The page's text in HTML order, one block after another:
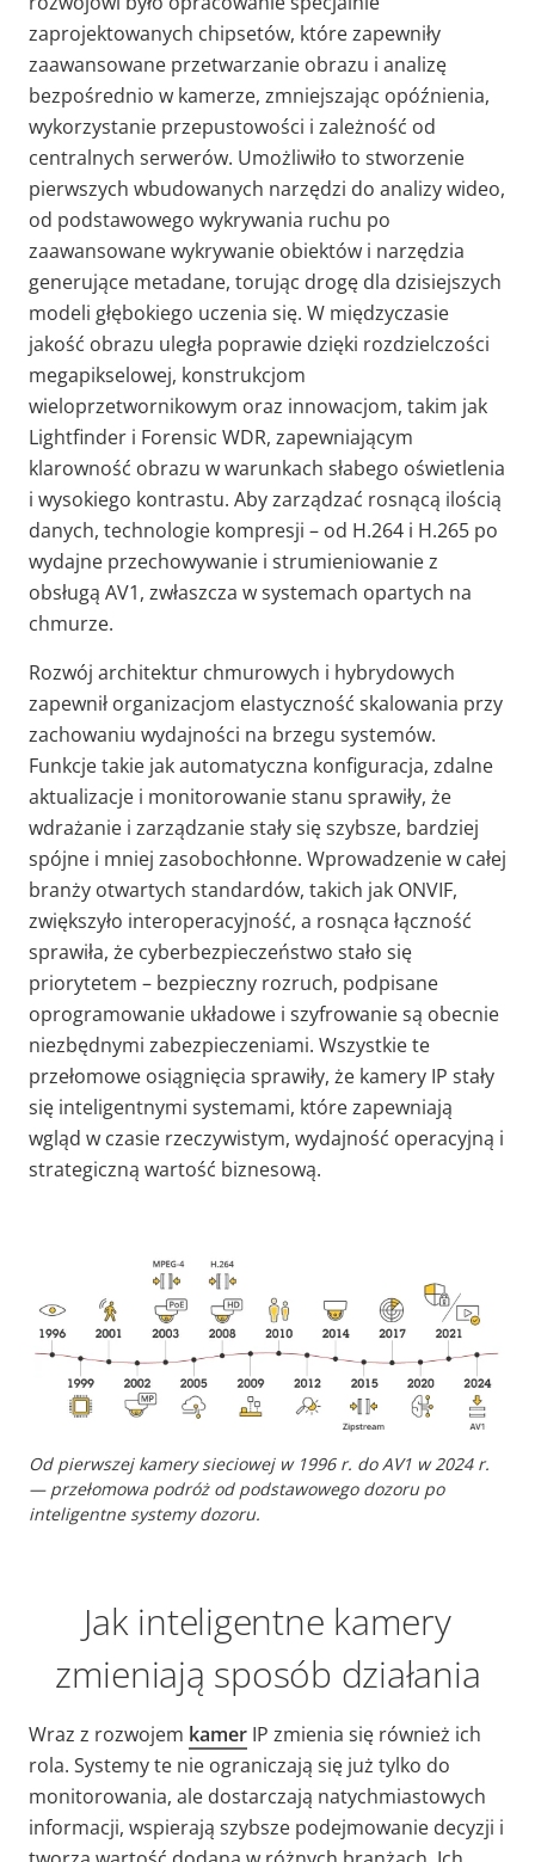
zaprojektowanych chipsetów, które zapewniły
zaawansowane przetwarzanie obrazu i analizę
bezpośrednio w kamerze, zmniejszając opóźnienia,
wykorzystanie przepustowości i zależność od
centralnych serwerów. Umożliwiło to stworzenie
pierwszych wbudowanych narzędzi do analizy wideo,
od podstawowego wykrywania ruchu po
zaawansowane wykrywanie obiektów i narzędzia
generujące metadane, torując drogę dla dzisiejszych
modeli głębokiego uczenia się. W międzyczasie
jakość obrazu uległa poprawie dzięki rozdzielczości
megapikselowej, konstrukcjom
wieloprzetwornikowym oraz innowacjom, takim jak
Lightfinder i Forensic WDR, zapewniającym
klarowność obrazu w warunkach słabego oświetlenia
i wysokiego kontrastu. Aby zarządzać rosnącą ilością
danych, technologie kompresji – od H.264 i H.265 po
wydajne przechowywanie i strumieniowanie z
obsługą AV1, zwłaszcza w systemach opartych na
chmurze.
Rozwój architektur chmurowych i hybrydowych
zapewnił organizacjom elastyczność skalowania przy
zachowaniu wydajności na brzegu systemów.
Funkcje takie jak automatyczna konfiguracja, zdalne
aktualizacje i monitorowanie stanu sprawiły, że
wdrażanie i zarządzanie stały się szybsze, bardziej
spójne i mniej zasobochłonne. Wprowadzenie w całej
branży otwartych standardów, takich jak ONVIF,
zwiększyło interoperacyjność, a rosnąca łączność
sprawiła, że cyberbezpieczeństwo stało się
priorytetem – bezpieczny rozruch, podpisane
oprogramowanie układowe i szyfrowanie są obecnie
niezbędnymi zabezpieczeniami. Wszystkie te
przełomowe osiągnięcia sprawiły, że kamery IP stały
się inteligentnymi systemami, które zapewniają
wgląd w czasie rzeczywistym, wydajność operacyjną i
strategiczną wartość biznesową.
Od pierwszej kamery sieciowej w 1996 r. do AV1 w 2024 r.
— przełomowa podróż od podstawowego dozoru po
inteligentne systemy dozoru.
Jak inteligentne kamery
zmieniają sposób działania
Wraz z rozwojem kamer IP zmienia się również ich
rola. Systemy te nie ograniczają się już tylko do
monitorowania, ale dostarczają natychmiastowych
informacji, wspierają szybsze podejmowanie decyzji i